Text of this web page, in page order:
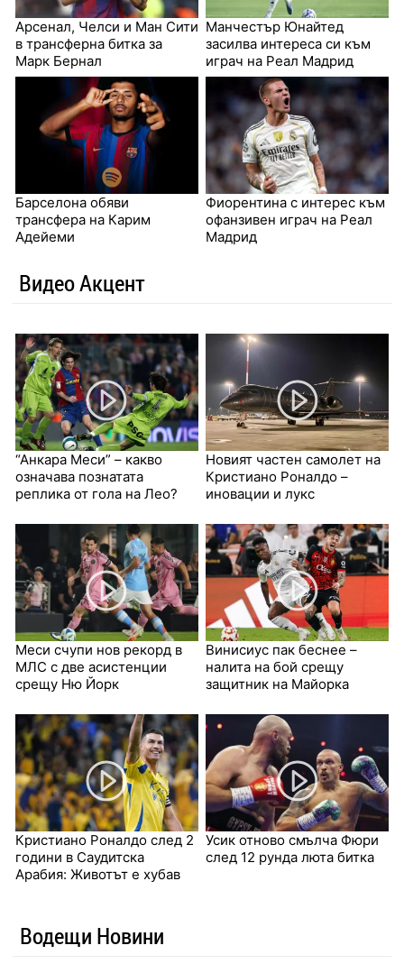
Арсенал, Челси и Ман Сити
в трансферна битка за
Марк Бернал
Манчестър Юнайтед
засилва интереса си към
играч на Реал Мадрид
Барселона обяви
трансфера на Карим
Адейеми
Фиорентина с интерес към
офанзивен играч на Реал
Мадрид
Видео Акцент
“Анкара Меси” – какво
означава познатата
реплика от гола на Лео?
Новият частен самолет на
Кристиано Роналдо –
иновации и лукс
Меси счупи нов рекорд в
МЛС с две асистенции
срещу Ню Йорк
Винисиус пак беснее –
налита на бой срещу
защитник на Майорка
Кристиано Роналдо след 2
години в Саудитска
Арабия: Животът е хубав
Усик отново смълча Фюри
след 12 рунда люта битка
Водещи Новини